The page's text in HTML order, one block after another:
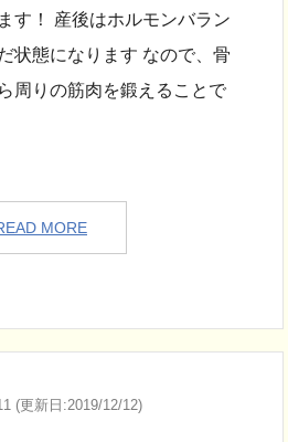
す！ 産後はホルモンバラン
状態になります なので、骨
周りの筋肉を鍛えることで
MORE
(更新日:2019/12/12)